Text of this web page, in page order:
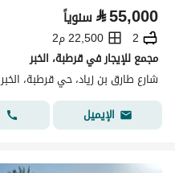
⃁55,000 سنوياً
2
22,500 م2
مجمع للإيجار في قرطبة، الخبر
شارع طارق بن زياد، حي قرطبة، الخبر
الإيميل